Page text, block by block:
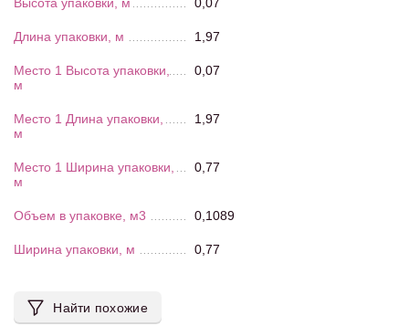
Длина упаковки, м 1,97
Место 1 Высота упаковки,
м
0,07
Место 1 Длина упаковки,
м
1,97
Место 1 Ширина упаковки,
м
0,77
Объем в упаковке, м3 0,1089
Ширина упаковки, м 0,77
Найти похожие